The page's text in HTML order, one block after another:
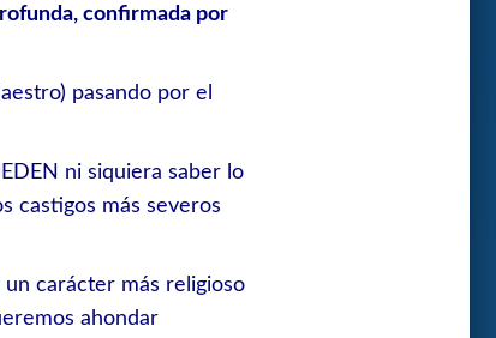
confirmada por
pasando por el
ni siquiera saber lo
castigos más severos
carácter más religioso
ahondar